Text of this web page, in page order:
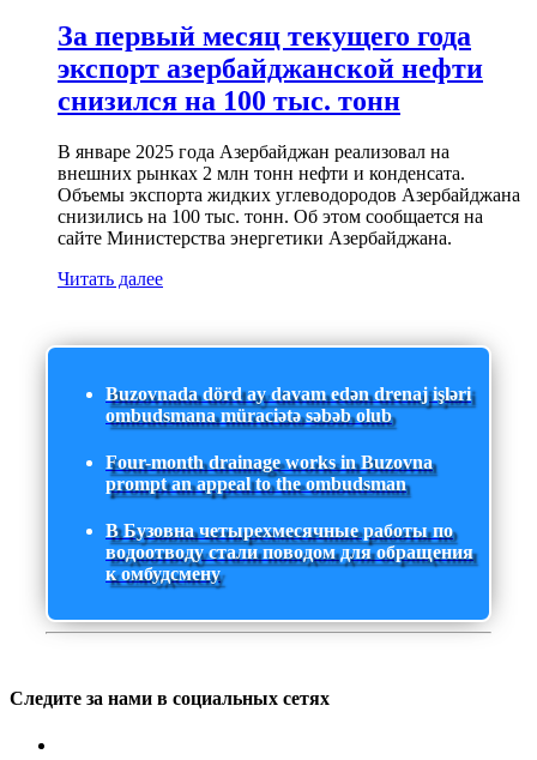
За первый месяц текущего года
экспорт азербайджанской нефти
снизился на 100 тыс. тонн
В январе 2025 года Азербайджан реализовал на
внешних рынках 2 млн тонн нефти и конденсата.
Объемы экспорта жидких углеводородов Азербайджана
снизились на 100 тыс. тонн. Об этом сообщается на
сайте Министерства энергетики Азербайджана.
Читать далее
Buzovnada dörd ay davam edən drenaj işləri
ombudsmana müraciətə səbəb olub
Four-month drainage works in Buzovna
prompt an appeal to the ombudsman
В Бузовна четырехмесячные работы по
водоотводу стали поводом для обращения
к омбудсмену
Следите за нами в социальных сетях